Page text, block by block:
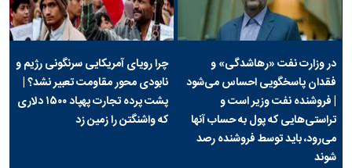
در وزارت نفت «رهاشدگی» و
فقدان پاسخگویی احساس می‌شود
| فروشنده نفت وزیر است و
تراستی‌هایی که پول به حساب آنها
می‌رود، باید توسط فروشنده رصد
شوند
چرا رویای آمریکایی سرنگونی رژیم و
نابودی محور مقاومت تعبیر نشد؟ |
پشت پرده تجارت پهپاد‌ ۱۵۰۰ دلاری
که واشنگتن را زمین زد